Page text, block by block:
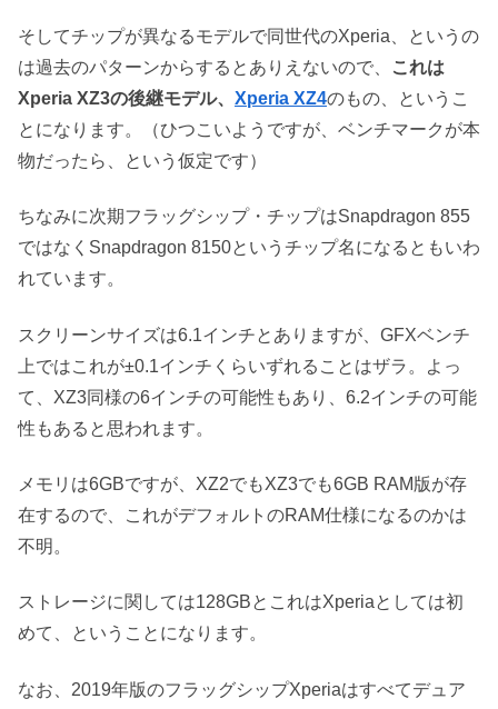
そしてチップが異なるモデルで同世代のXperia、というの
は過去のパターンからするとありえないので、
これは
Xperia XZ3の後継モデル、 Xperia XZ4のもの、というこ
とになります。（ひつこいようですが、ベンチマークが本
物だったら、という仮定です）
ちなみに次期フラッグシップ・チップはSnapdragon 855
ではなくSnapdragon 8150というチップ名になるともいわ
れています。
スクリーンサイズは6.1インチとありますが、GFXベンチ
上ではこれが±0.1インチくらいずれることはザラ。よっ
て、XZ3同様の6インチの可能性もあり、6.2インチの可能
性もあると思われます。
メモリは6GBですが、XZ2でもXZ3でも6GB RAM版が存
在するので、これがデフォルトのRAM仕様になるのかは
不明。
ストレージに関しては128GBとこれはXperiaとしては初
めて、ということになります。
なお、2019年版のフラッグシップXperiaはすべてデュア